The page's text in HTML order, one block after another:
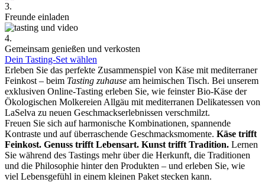
3.
Freunde einladen
4.
Gemeinsam genießen und verkosten
Dein Tasting-Set wählen
Erleben Sie das perfekte Zusammenspiel von Käse mit mediterraner
Feinkost – beim Tasting zuhause am heimischen Tisch. Bei unserem
exklusiven Online-Tasting erleben Sie, wie feinster Bio-Käse der
Ökologischen Molkereien Allgäu mit mediterranen Delikatessen von
LaSelva zu neuen Geschmackserlebnissen verschmilzt.
Freuen Sie sich auf harmonische Kombinationen, spannende
Kontraste und auf überraschende Geschmacksmomente. Käse trifft
Feinkost. Genuss trifft Lebensart. Kunst trifft Tradition. Lernen
Sie während des Tastings mehr über die Herkunft, die Traditionen
und die Philosophie hinter den Produkten – und erleben Sie, wie
viel Lebensgefühl in einem kleinen Paket stecken kann.